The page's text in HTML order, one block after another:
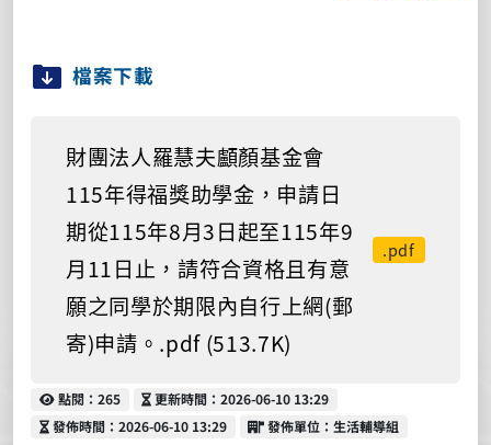
檔案下載
財團法人羅慧夫顱顏基金會
115年得福獎助學金，申請日
期從115年8月3日起至115年9
月11日止，請符合資格且有意
願之同學於期限內自行上網(郵
寄)申請。.pdf (513.7K)
.pdf
點閱
點閱：265 更新時間
更新時間：2026-06-10 13:29
發佈時間
發佈時間：2026-06-10 13:29 發佈單位
發佈單位：生活輔導組